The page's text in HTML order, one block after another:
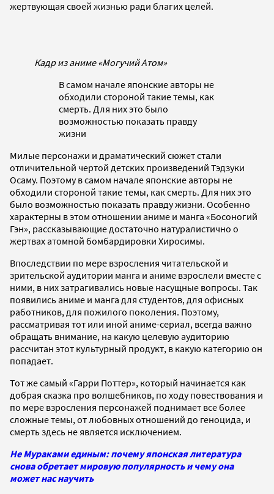
жертвующая своей жизнью ради благих целей.
Кадр из аниме «Могучий Атом»
В самом начале японские авторы не
обходили стороной такие темы, как
смерть. Для них это было
возможностью показать правду
жизни
Милые персонажи и драматический сюжет стали
отличительной чертой детских произведений Тэдзуки
Осаму. Поэтому в самом начале японские авторы не
обходили стороной такие темы, как смерть. Для них это
было возможностью показать правду жизни. Особенно
характерны в этом отношении аниме и манга «Босоногий
Гэн», рассказывающие достаточно натуралистично о
жертвах атомной бомбардировки Хиросимы.
Впоследствии по мере взросления читательской и
зрительской аудитории манга и аниме взрослели вместе с
ними, в них затрагивались новые насущные вопросы. Так
появились аниме и манга для студентов, для офисных
работников, для пожилого поколения. Поэтому,
рассматривая тот или иной аниме-сериал, всегда важно
обращать внимание, на какую целевую аудиторию
рассчитан этот культурный продукт, в какую категорию он
попадает.
Тот же самый «Гарри Поттер», который начинается как
добрая сказка про волшебников, по ходу повествования и
по мере взросления персонажей поднимает все более
сложные темы, от любовных отношений до геноцида, и
смерть здесь не является исключением.
Не Мураками единым: почему японская литература
снова обретает мировую популярность и чему она
может нас научить